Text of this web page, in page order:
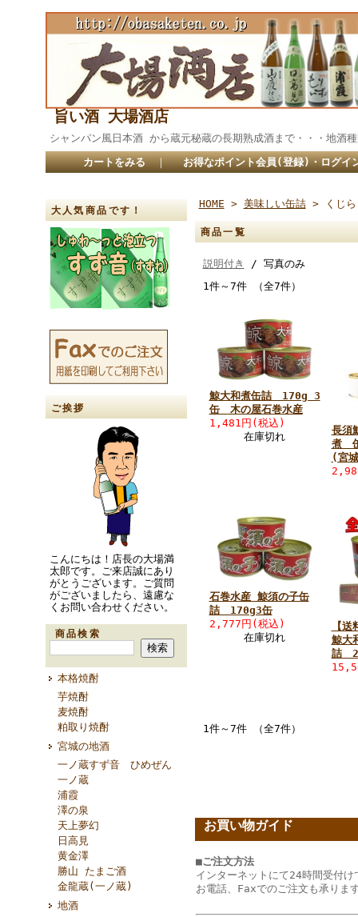
旨い酒 大場酒店
シャンパン風日本酒 から蔵元秘蔵の長期熟成酒まで・・
カートをみる ｜ お得なポイント会員(登録)・ログイ
大人気商品です！
ご挨拶
こんにちは！店長の大場満
太郎です。ご来店誠にあり
がとうございます。ご質問
がございましたら、遠慮な
くお問い合わせください。
商品検索
本格焼酎
芋焼酎
麦焼酎
粕取り焼酎
宮城の地酒
一ノ蔵すず音 ひめぜん
一ノ蔵
浦霞
澤の泉
天上夢幻
日高見
黄金澤
勝山 たまご酒
金龍蔵(一ノ蔵)
地酒
HOME > 美味しい缶詰> くじら
商品一覧
説明付き
/ 写真のみ
1件～7件 （全7件）
鯨大和煮缶詰 170g 3
缶 木の屋石巻水産
1,481円(税込)
在庫切れ
長須
煮
(宮
石巻水産 鯨須の子缶
詰 170g3缶
2,777円(税込)
在庫切れ
【
鯨大
詰
1件～7件 （全7件）
お買い物ガイド
■ご注文方法
インターネットにて24時間受付け
お電話、Faxでのご注文も承りま